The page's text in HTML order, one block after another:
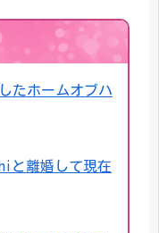
たホームオブハ
と離婚して現在